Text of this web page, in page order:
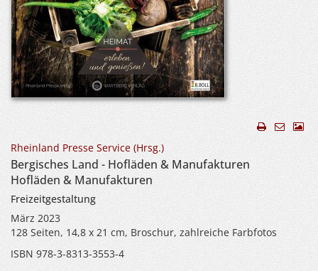
Rheinland Presse Service (Hrsg.)
Bergisches Land - Hofläden & Manufakturen
Hofläden & Manufakturen
Freizeitgestaltung
März 2023
128 Seiten, 14,8 x 21 cm, Broschur, zahlreiche Farbfotos
ISBN 978-3-8313-3553-4